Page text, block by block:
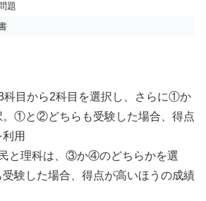
題
目から2科目を選択し、さらに①か
①と②どちらも受験した場合、得点
用
と理科は、③か④のどちらかを選
験した場合、得点が高いほうの成績